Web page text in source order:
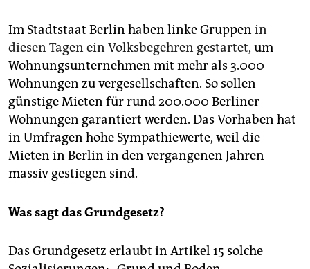
genossenschaft
epaper login
Im Stadtstaat Berlin haben linke Gruppen in
diesen Tagen ein Volksbegehren gestartet, um
Wohnungsunter­nehmen mit mehr als 3.000
Wohnungen zu vergesellschaften. So sollen
günstige Mieten für rund 200.000 Berliner
Wohnungen garantiert werden. Das Vorhaben hat
in Umfragen hohe Sympathiewerte, weil die
Mieten in Berlin in den vergangenen Jahren
massiv gestiegen sind.
Was sagt das Grundgesetz?
Das Grundgesetz erlaubt in Artikel 15 solche